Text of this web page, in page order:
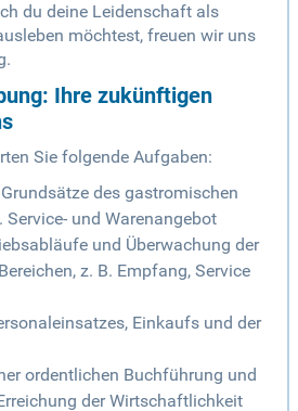
du deine Leidenschaft als
möchtest, freuen wir uns
Ihre zukünftigen
Sie folgende Aufgaben:
des gastromischen
Service- und Warenangebot
und Überwachung der
z. B. Empfang, Service
Einkaufs und der
ordentlichen Buchführung und
der Wirtschaftlichkeit